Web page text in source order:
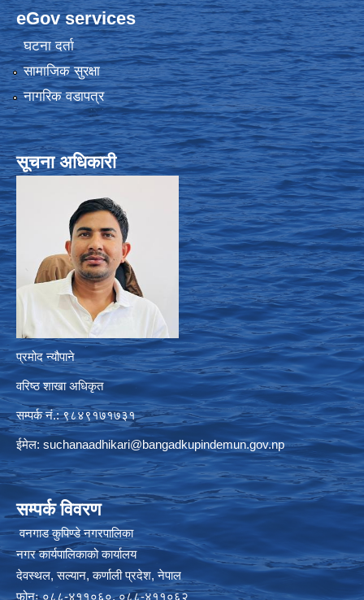
eGov services
घटना दर्ता
सामाजिक सुरक्षा
नागरिक वडापत्र
सूचना अधिकारी
प्रमोद न्यौपाने
वरिष्ठ शाखा अधिकृत
सम्पर्क नं.: ९८४९१७१७३१
ईमेल: suchanaadhikari@bangadkupindemun.gov.np
सम्पर्क विवरण
वनगाड कुपिण्डे नगरपालिका
नगर कार्यपालिकाको कार्यालय
देवस्थल, सल्यान, कर्णाली प्रदेश, नेपाल
फोनः ०८८-४११०६०, ०८८-४११०६२